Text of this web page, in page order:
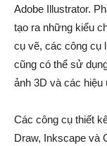
Adobe Illustrator.
tạo ra những kiểu
cụ vẽ, các công cụ
cũng có thể sử
ảnh 3D và các hiệu
Các công cụ thiết
Draw, Inkscape và